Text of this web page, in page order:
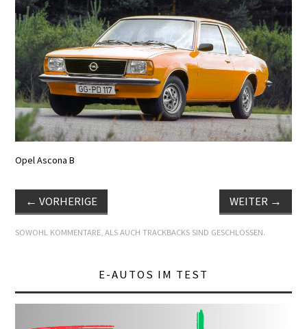
E+PIH
LEXIKON A
A BIS Z
KONTAKT
Opel Ascona B
← VORHERIGE WEITER →
SOWOHL KOMMENTARE, ALS AUCH TRACKBACKS SIND GESCHLOSSEN.
E-AUTOS IM TEST